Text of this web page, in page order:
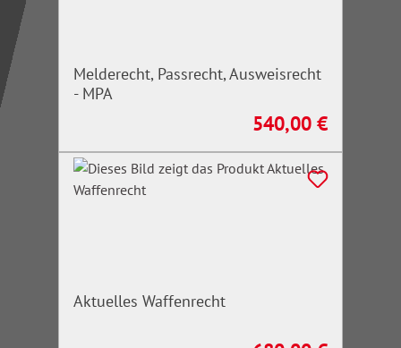
Melderecht, Passrecht, Ausweisrecht
- MPA
Regulärer Preis:
540,00 €
Aktuelles Waffenrecht